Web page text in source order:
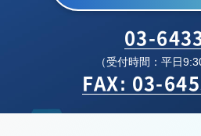
03-
（受付時間：平日
FAX: 03-